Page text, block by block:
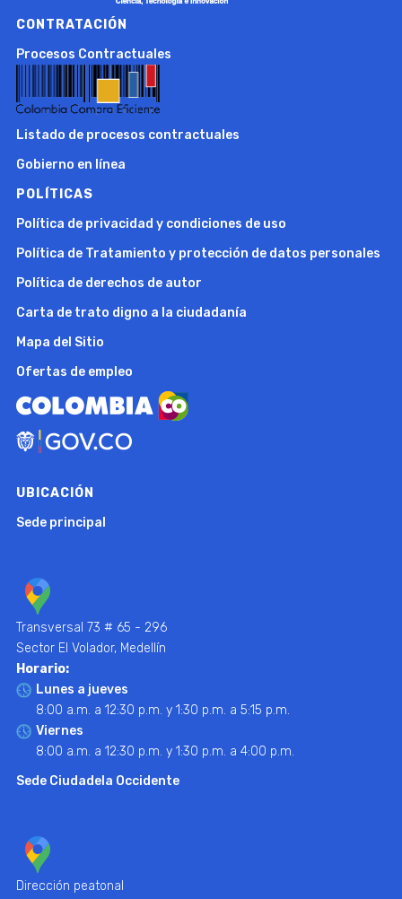
CONTRATACIÓN
Procesos Contractuales
Listado de procesos contractuales
Gobierno en línea
POLÍTICAS
Política de privacidad y condiciones de uso
Política de Tratamiento y protección de datos personales
Política de derechos de autor
Carta de trato digno a la ciudadanía
Mapa del Sitio
Ofertas de empleo
UBICACIÓN
Sede principal
Transversal 73 # 65 - 296
Sector El Volador, Medellín
Horario:
Lunes a jueves
8:00 a.m. a 12:30 p.m. y 1:30 p.m. a 5:15 p.m.
Viernes
8:00 a.m. a 12:30 p.m. y 1:30 p.m. a 4:00 p.m.
Sede Ciudadela Occidente
Dirección peatonal